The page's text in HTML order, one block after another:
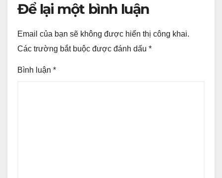
Để lại một bình luận
Email của bạn sẽ không được hiển thị công khai.
Các trường bắt buộc được đánh dấu *
Bình luận *